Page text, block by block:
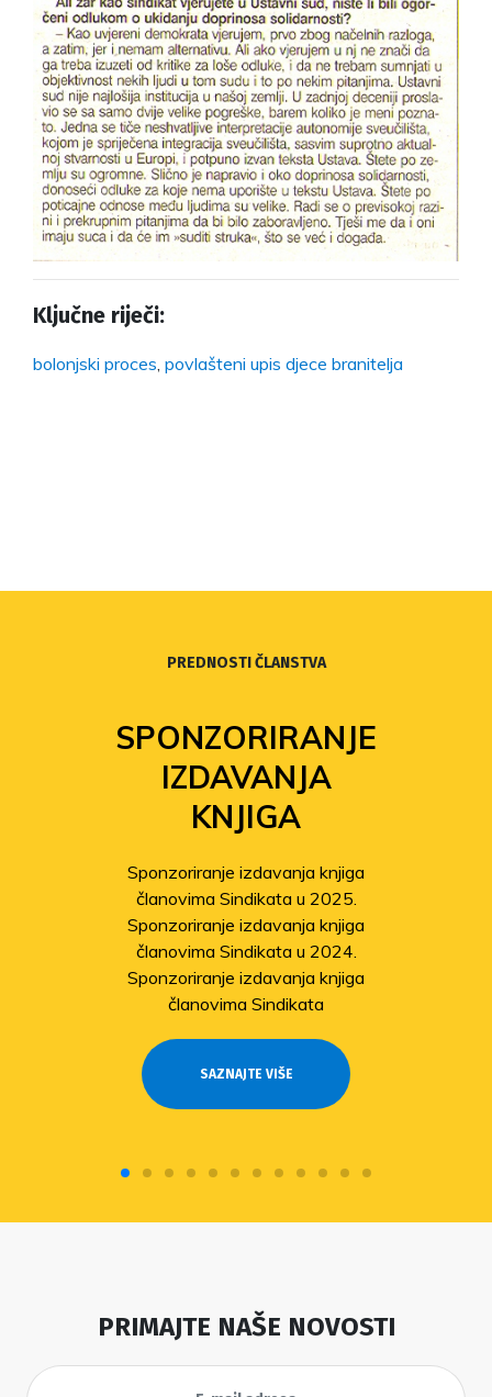
Ključne riječi:
bolonjski proces povlašteni upis djece branitelja
PREDNOSTI ČLANSTVA
SPONZORIRANJE
IZDAVANJA
KNJIGA
Sponzoriranje izdavanja knjiga
članovima Sindikata u 2025.
Sponzoriranje izdavanja knjiga
članovima Sindikata u 2024.
Sponzoriranje izdavanja knjiga
članovima Sindikata
SAZNAJTE VIŠE
PRIMAJTE NAŠE NOVOSTI